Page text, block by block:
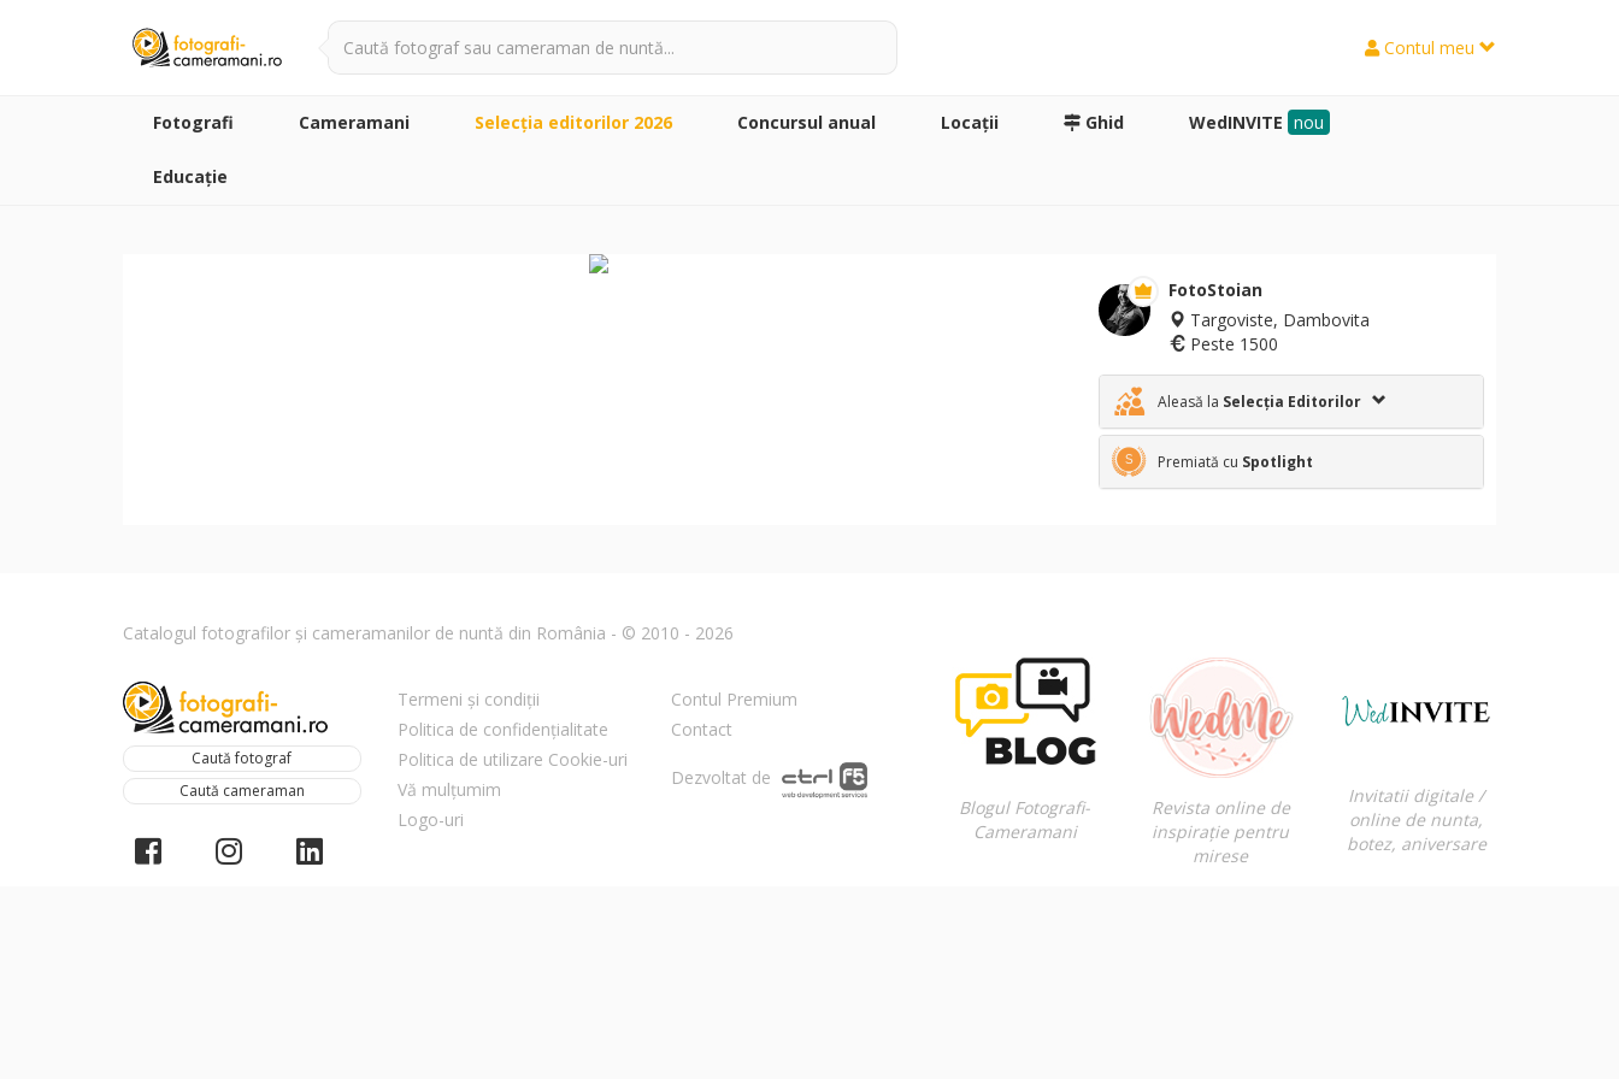
Contul meu
Fotografi Cameramani Selecţia editorilor 2026 Concursul anual Locaţii Ghid WedINVITE nou
Educație
FotoStoian
Targoviste, Dambovita
Peste 1500
Aleasă la Selecția Editorilor
Premiată cu Spotlight
Catalogul fotografilor și cameramanilor de nuntă din România - © 2010 - 2026
Caută fotograf
Caută cameraman
Termeni și condiții
Politica de confidențialitate
Politica de utilizare Cookie-uri
Vă mulțumim
Logo-uri
Contul Premium
Contact
Dezvoltat de
Blogul Fotografi-
Cameramani
Revista online de
inspirație pentru
mirese
Invitatii digitale /
online de nunta,
botez, aniversare